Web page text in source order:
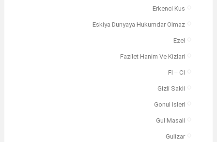
Erkenci Kus
Eskiya Dunyaya Hukumdar Olmaz
Ezel
Fazilet Hanim Ve Kizlari
Fi – Ci
Gizli Sakli
Gonul Isleri
Gul Masali
Gulizar